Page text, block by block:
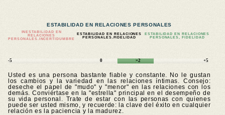
ESTABILIDAD EN RELACIONES PERSONALES
INESTABILIDAD EN
RELACIONES
PERSONALES.
INCERTIDUMBRE
ESTABILIDAD EN RELACIONES
PERSONALES.FIDELIDAD
ESTABILIDAD EN RELACIONES
PERSONALES, FIDELIDAD
-5 0 +2 +5
Usted es una persona bastante fiable y constante. No le gustan
los cambios y la variedad en las relaciones íntimas. Consejo:
deseche el papel de "mudo" y "menor" en las relaciones con los
demás. Conviértase en la "estrella" principal en el desempeño de
su vida personal. Trate de estar con las personas con quienes
puede ser usted mismo, y recuerde: la clave del éxito en cualquier
relación es la paciencia y la madurez.